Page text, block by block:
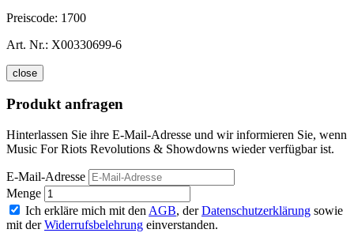
Preiscode: 1700
Art. Nr.: X00330699-6
close
Produkt anfragen
Hinterlassen Sie ihre E-Mail-Adresse und wir informieren Sie, wenn
Music For Riots Revolutions & Showdowns wieder verfügbar ist.
E-Mail-Adresse
Menge
Ich erkläre mich mit den AGB, derDatenschutzerklärung sowie
mit derWiderrufsbelehrung einverstanden.